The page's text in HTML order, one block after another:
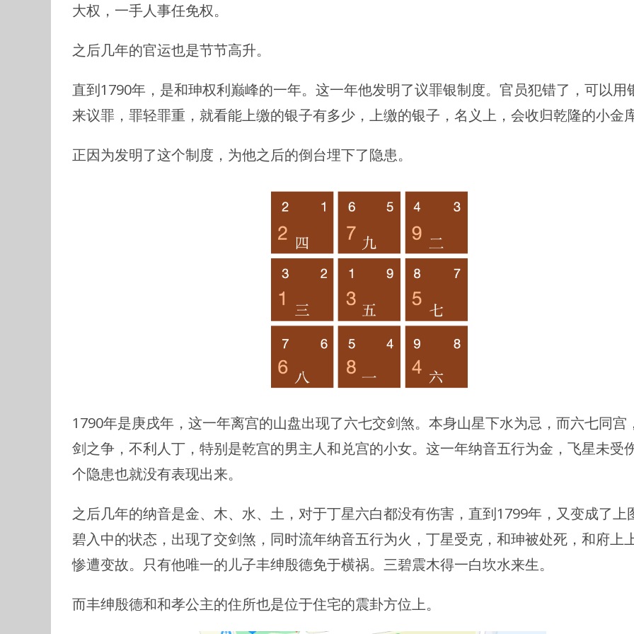
大权，一手人事任免权。
之后几年的官运也是节节高升。
直到1790年，是和珅权利巅峰的一年。这一年他发明了议罪银制度。官员犯错了，可以用
来议罪，罪轻罪重，就看能上缴的银子有多少，上缴的银子，名义上，会收归乾隆的小金库
正因为发明了这个制度，为他之后的倒台埋下了隐患。
1790年是庚戌年，这一年离宫的山盘出现了六七交剑煞。本身山星下水为忌，而六七同宫
剑之争，不利人丁，特别是乾宫的男主人和兑宫的小女。这一年纳音五行为金，飞星未受
个隐患也就没有表现出来。
之后几年的纳音是金、木、水、土，对于丁星六白都没有伤害，直到1799年，又变成了上
碧入中的状态，出现了交剑煞，同时流年纳音五行为火，丁星受克，和珅被处死，和府上
惨遭变故。只有他唯一的儿子丰绅殷德免于横祸。三碧震木得一白坎水来生。
而丰绅殷德和和孝公主的住所也是位于住宅的震卦方位上。